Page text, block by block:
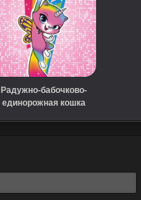
Радужно-бабочково-
единорожная кошка